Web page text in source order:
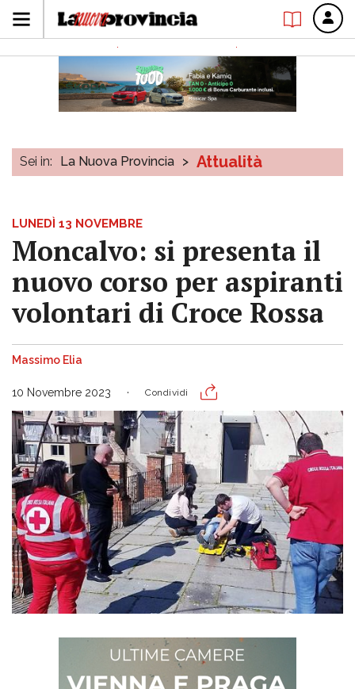
Sei in: La Nuova Provincia > Attualità
LUNEDÌ 13 NOVEMBRE
Moncalvo: si presenta il
nuovo corso per aspiranti
volontari di Croce Rossa
Massimo Elia
10 Novembre 2023 Condividi